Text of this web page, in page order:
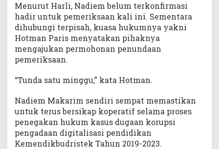
Menurut Harli, Nadiem belum terkonfirmasi
hadir untuk pemeriksaan kali ini. Sementara
dihubungi terpisah, kuasa hukumnya yakni
Hotman Paris menyatakan pihaknya
mengajukan permohonan penundaan
pemeriksaan.
“Tunda satu minggu,” kata Hotman.
Nadiem Makarim sendiri sempat memastikan
untuk terus bersikap koperatif selama proses
penegakan hukum kasus dugaan korupsi
pengadaan digitalisasi pendidikan
Kemendikbudristek Tahun 2019-2023.